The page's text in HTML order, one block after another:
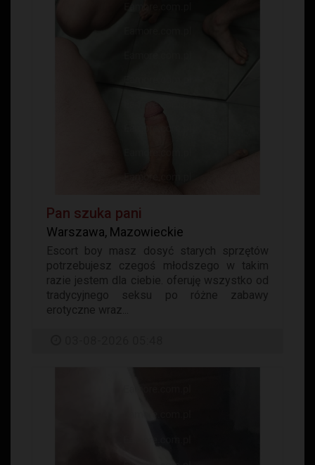
Pan szuka pani
Warszawa, Mazowieckie
Escort boy masz dosyć starych sprzętów
potrzebujesz czegoś młodszego w takim
razie jestem dla ciebie. oferuję wszystko od
tradycyjnego seksu po różne zabawy
erotyczne wraz...